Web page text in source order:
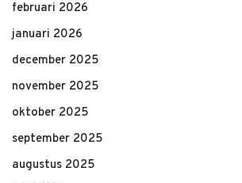
februari 2026
januari 2026
december 2025
november 2025
oktober 2025
september 2025
augustus 2025